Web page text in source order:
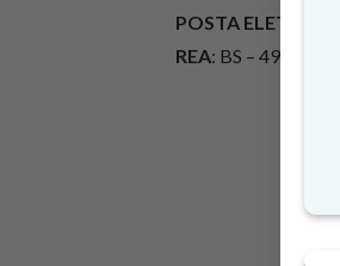
POSTA
REA: BS – 490451